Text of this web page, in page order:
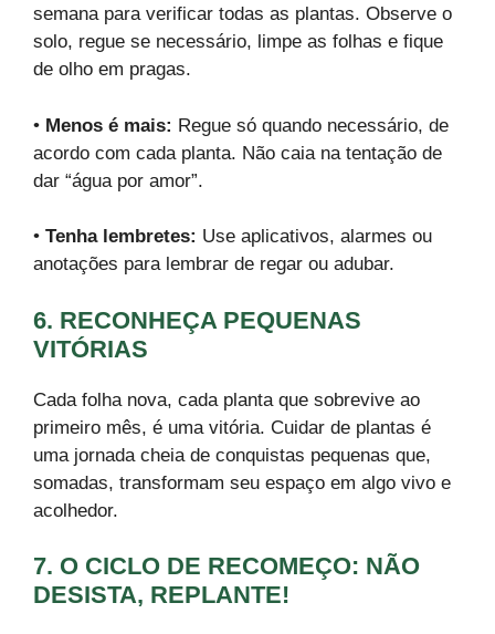
semana para verificar todas as plantas. Observe o
solo, regue se necessário, limpe as folhas e fique
de olho em pragas.
• Menos é mais: Regue só quando necessário, de
acordo com cada planta. Não caia na tentação de
dar “água por amor”.
• Tenha lembretes: Use aplicativos, alarmes ou
anotações para lembrar de regar ou adubar.
6. RECONHEÇA PEQUENAS
VITÓRIAS
Cada folha nova, cada planta que sobrevive ao
primeiro mês, é uma vitória. Cuidar de plantas é
uma jornada cheia de conquistas pequenas que,
somadas, transformam seu espaço em algo vivo e
acolhedor.
7. O CICLO DE RECOMEÇO: NÃO
DESISTA, REPLANTE!